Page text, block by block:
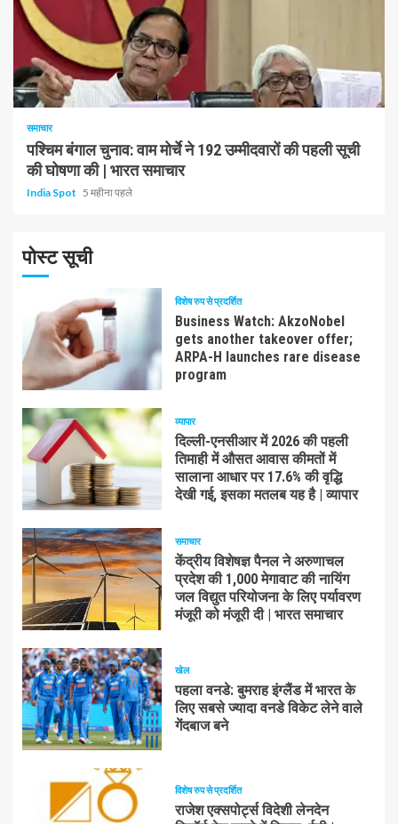
1 न्यूनतम पढ़ा
समाचार
पश्चिम बंगाल चुनाव: वाम मोर्चे ने 192 उम्मीदवारों की पहली सूची
की घोषणा की | भारत समाचार
India Spot 5 महीना पहले
पोस्ट सूची
विशेष रुप से प्रदर्शित
Business Watch: AkzoNobel
gets another takeover offer;
ARPA-H launches rare disease
program
व्यापार
दिल्ली-एनसीआर में 2026 की पहली
तिमाही में औसत आवास कीमतों में
सालाना आधार पर 17.6% की वृद्धि
देखी गई, इसका मतलब यह है | व्यापार
समाचार
केंद्रीय विशेषज्ञ पैनल ने अरुणाचल
प्रदेश की 1,000 मेगावाट की नायिंग
जल विद्युत परियोजना के लिए पर्यावरण
मंजूरी को मंजूरी दी | भारत समाचार
खेल
पहला वनडे: बुमराह इंग्लैंड में भारत के
लिए सबसे ज्यादा वनडे विकेट लेने वाले
गेंदबाज बने
विशेष रुप से प्रदर्शित
राजेश एक्सपोर्ट्स विदेशी लेनदेन